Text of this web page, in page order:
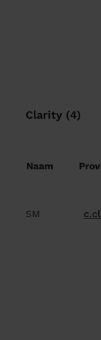
Clarity (4)
Naam
SM